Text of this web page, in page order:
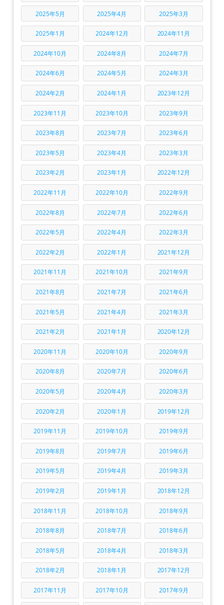
2025年5月 2025年4月 2025年3月
2025年1月 2024年12月 2024年11月
2024年10月 2024年8月 2024年7月
2024年6月 2024年5月 2024年3月
2024年2月 2024年1月 2023年12月
2023年11月 2023年10月 2023年9月
2023年8月 2023年7月 2023年6月
2023年5月 2023年4月 2023年3月
2023年2月 2023年1月 2022年12月
2022年11月 2022年10月 2022年9月
2022年8月 2022年7月 2022年6月
2022年5月 2022年4月 2022年3月
2022年2月 2022年1月 2021年12月
2021年11月 2021年10月 2021年9月
2021年8月 2021年7月 2021年6月
2021年5月 2021年4月 2021年3月
2021年2月 2021年1月 2020年12月
2020年11月 2020年10月 2020年9月
2020年8月 2020年7月 2020年6月
2020年5月 2020年4月 2020年3月
2020年2月 2020年1月 2019年12月
2019年11月 2019年10月 2019年9月
2019年8月 2019年7月 2019年6月
2019年5月 2019年4月 2019年3月
2019年2月 2019年1月 2018年12月
2018年11月 2018年10月 2018年9月
2018年8月 2018年7月 2018年6月
2018年5月 2018年4月 2018年3月
2018年2月 2018年1月 2017年12月
2017年11月 2017年10月 2017年9月